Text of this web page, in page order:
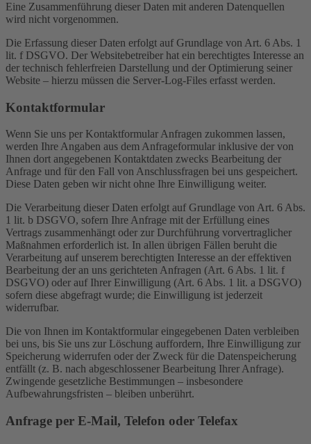
Eine Zusammenführung dieser Daten mit anderen Datenquellen
wird nicht vorgenommen.
Die Erfassung dieser Daten erfolgt auf Grundlage von Art. 6 Abs. 1
lit. f DSGVO. Der Websitebetreiber hat ein berechtigtes Interesse an
der technisch fehlerfreien Darstellung und der Optimierung seiner
Website – hierzu müssen die Server-Log-Files erfasst werden.
Kontaktformular
Wenn Sie uns per Kontaktformular Anfragen zukommen lassen,
werden Ihre Angaben aus dem Anfrageformular inklusive der von
Ihnen dort angegebenen Kontaktdaten zwecks Bearbeitung der
Anfrage und für den Fall von Anschlussfragen bei uns gespeichert.
Diese Daten geben wir nicht ohne Ihre Einwilligung weiter.
Die Verarbeitung dieser Daten erfolgt auf Grundlage von Art. 6 Abs.
1 lit. b DSGVO, sofern Ihre Anfrage mit der Erfüllung eines
Vertrags zusammenhängt oder zur Durchführung vorvertraglicher
Maßnahmen erforderlich ist. In allen übrigen Fällen beruht die
Verarbeitung auf unserem berechtigten Interesse an der effektiven
Bearbeitung der an uns gerichteten Anfragen (Art. 6 Abs. 1 lit. f
DSGVO) oder auf Ihrer Einwilligung (Art. 6 Abs. 1 lit. a DSGVO)
sofern diese abgefragt wurde; die Einwilligung ist jederzeit
widerrufbar.
Die von Ihnen im Kontaktformular eingegebenen Daten verbleiben
bei uns, bis Sie uns zur Löschung auffordern, Ihre Einwilligung zur
Speicherung widerrufen oder der Zweck für die Datenspeicherung
entfällt (z. B. nach abgeschlossener Bearbeitung Ihrer Anfrage).
Zwingende gesetzliche Bestimmungen – insbesondere
Aufbewahrungsfristen – bleiben unberührt.
Anfrage per E-Mail, Telefon oder Telefax